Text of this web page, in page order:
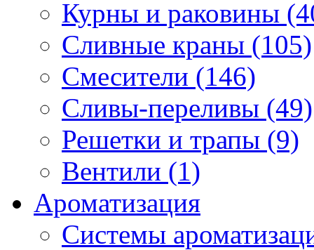
Курны и раковины
Сливные краны (105)
Смесители (146)
Сливы-переливы (49)
Решетки и трапы (9)
Вентили (1)
Ароматизация
Системы